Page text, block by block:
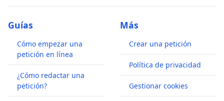
Guías
Cómo empezar una
petición en línea
¿Cómo redactar una
petición?
Más
Crear una petición
Política de privacidad
Gestionar cookies